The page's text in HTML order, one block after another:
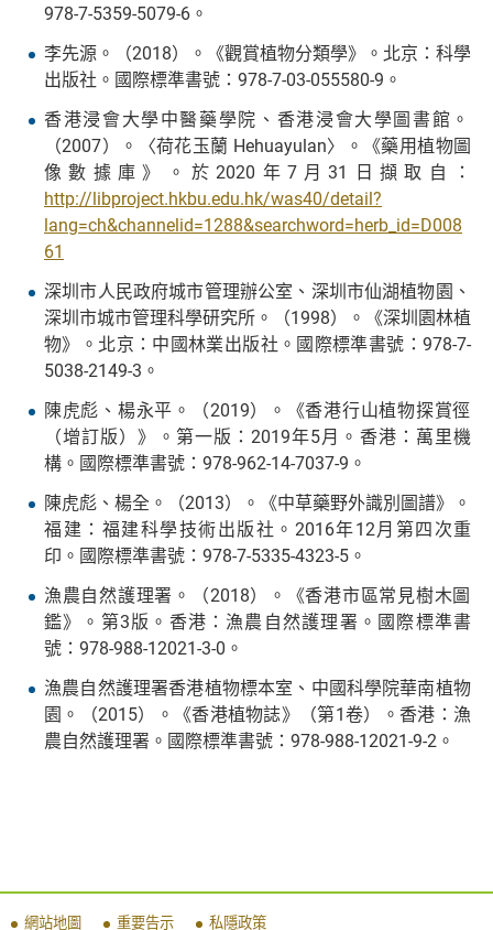
978-7-5359-5079-6。
李先源。（2018）。《觀賞植物分類學》。北京：科學
出版社。國際標準書號：978-7-03-055580-9。
香港浸會大學中醫藥學院、香港浸會大學圖書館。
（2007）。〈荷花玉蘭 Hehuayulan〉。《藥用植物圖
像數據庫》。於2020年7月31日擷取自：
http://libproject.hkbu.edu.hk/was40/detail?
lang=ch&channelid=1288&searchword=herb_id=D008
61
深圳市人民政府城市管理辦公室、深圳市仙湖植物園、
深圳市城市管理科學研究所。（1998）。《深圳園林植
物》。北京：中國林業出版社。國際標準書號：978-7-
5038-2149-3。
陳虎彪、楊永平。（2019）。《香港行山植物探賞徑
（增訂版）》。第一版：2019年5月。香港：萬里機
構。國際標準書號：978-962-14-7037-9。
陳虎彪、楊全。（2013）。《中草藥野外識別圖譜》。
福建：福建科學技術出版社。2016年12月第四次重
印。國際標準書號：978-7-5335-4323-5。
漁農自然護理署。（2018）。《香港市區常見樹木圖
鑑》。第3版。香港：漁農自然護理署。國際標準書
號：978-988-12021-3-0。
漁農自然護理署香港植物標本室、中國科學院華南植物
園。（2015）。《香港植物誌》（第1卷）。香港：漁
農自然護理署。國際標準書號：978-988-12021-9-2。
網站地圖 重要告示 私隱政策